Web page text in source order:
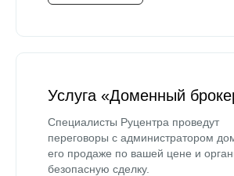
Услуга «Доменный
Специалисты Руцентра проведут
переговоры с администратором
его продаже по вашей цене и
безопасную сделку.